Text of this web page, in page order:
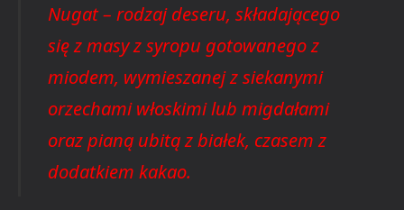
Nugat – rodzaj deseru, składającego
się z masy z syropu gotowanego z
miodem, wymieszanej z siekanymi
orzechami włoskimi lub migdałami
oraz pianą ubitą z białek, czasem z
dodatkiem kakao.